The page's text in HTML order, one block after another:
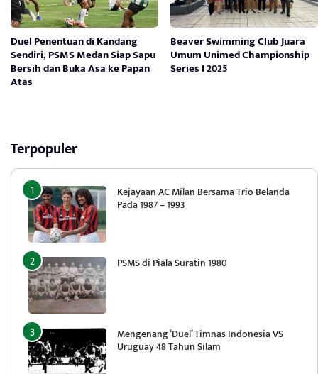
Duel Penentuan di Kandang
Sendiri, PSMS Medan Siap Sapu
Bersih dan Buka Asa ke Papan
Atas
Beaver Swimming Club Juara
Umum Unimed Championship
Series I 2025
Terpopuler
Kejayaan AC Milan Bersama Trio Belanda
Pada 1987 – 1993
PSMS di Piala Suratin 1980
Mengenang ‘Duel’ Timnas Indonesia VS
Uruguay 48 Tahun Silam